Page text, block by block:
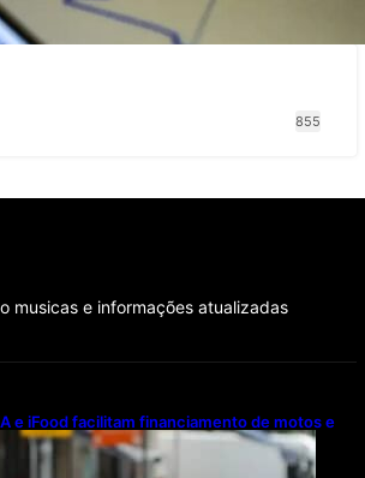
855
musicas e informações atualizadas
e iFood facilitam financiamento de motos e
elétricas para entregadores